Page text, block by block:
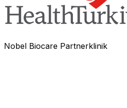
Nobel Biocare Partnerklinik